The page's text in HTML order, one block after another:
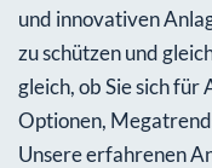
und innovativen
zu schützen und
gleich, ob Sie sich
Optionen,
Unsere erfahrenen